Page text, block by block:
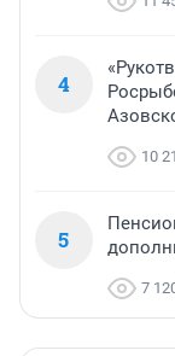
4
10
5
7